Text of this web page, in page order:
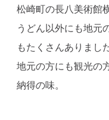
松崎町の長八美術館
うどん以外にも地元
もたくさんありました
地元の方にも観光の
納得の味。